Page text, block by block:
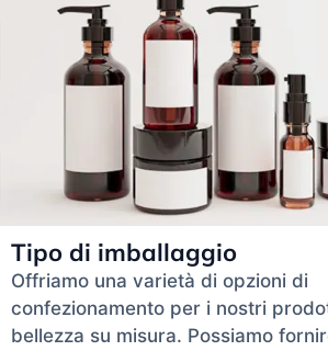
Tipo di imballaggio
Offriamo una varietà di opzioni di
confezionamento per i nostri
bellezza su misura. Possiamo